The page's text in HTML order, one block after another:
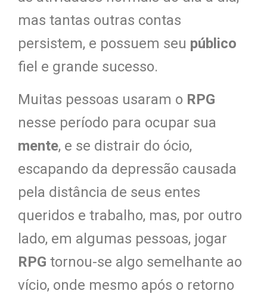
mas tantas outras contas
persistem, e possuem seu público
fiel e grande sucesso.
Muitas pessoas usaram o RPG
nesse período para ocupar sua
mente, e se distrair do ócio,
escapando da depressão causada
pela distância de seus entes
queridos e trabalho, mas, por outro
lado, em algumas pessoas, jogar
RPG tornou-se algo semelhante ao
vício, onde mesmo após o retorno